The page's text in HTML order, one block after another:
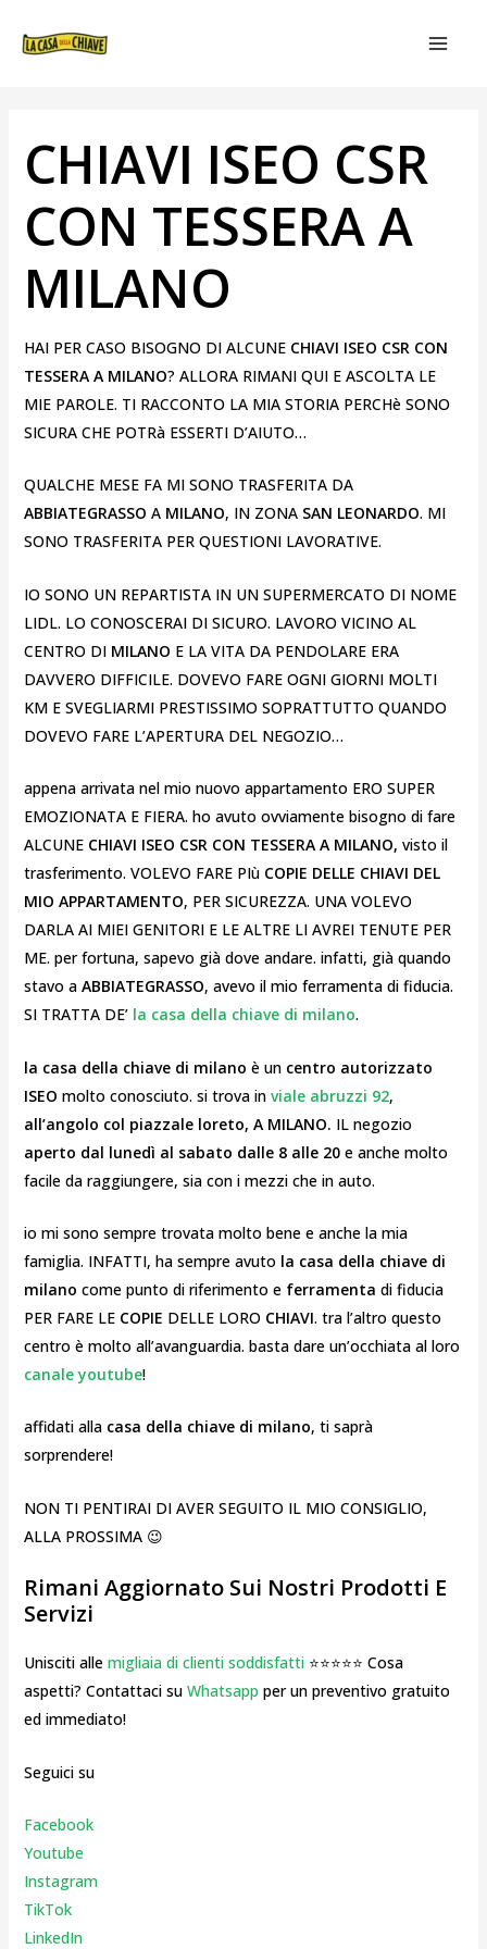
CHIAVI ISEO CSR
CON TESSERA A
MILANO
HAI PER CASO BISOGNO DI ALCUNE CHIAVI ISEO CSR CON
TESSERA A MILANO? ALLORA RIMANI QUI E ASCOLTA LE
MIE PAROLE. TI RACCONTO LA MIA STORIA PERCHè SONO
SICURA CHE POTRà ESSERTI D’AIUTO…
QUALCHE MESE FA MI SONO TRASFERITA DA
ABBIATEGRASSO A MILANO, IN ZONA SAN LEONARDO. MI
SONO TRASFERITA PER QUESTIONI LAVORATIVE.
IO SONO UN REPARTISTA IN UN SUPERMERCATO DI NOME
LIDL. LO CONOSCERAI DI SICURO. LAVORO VICINO AL
CENTRO DI MILANO E LA VITA DA PENDOLARE ERA
DAVVERO DIFFICILE. DOVEVO FARE OGNI GIORNI MOLTI
KM E SVEGLIARMI PRESTISSIMO SOPRATTUTTO QUANDO
DOVEVO FARE L’APERTURA DEL NEGOZIO…
appena arrivata nel mio nuovo appartamento ERO SUPER
EMOZIONATA E FIERA. ho avuto ovviamente bisogno di fare
ALCUNE CHIAVI ISEO CSR CON TESSERA A MILANO, visto il
trasferimento. VOLEVO FARE PIù COPIE DELLE CHIAVI DEL
MIO APPARTAMENTO, PER SICUREZZA. UNA VOLEVO
DARLA AI MIEI GENITORI E LE ALTRE LI AVREI TENUTE PER
ME. per fortuna, sapevo già dove andare. infatti, già quando
stavo a ABBIATEGRASSO, avevo il mio ferramenta di fiducia.
SI TRATTA DE’ la casa della chiave di milano.
la casa della chiave di milano è uncentro autorizzato
ISEO molto conosciuto. si trova in viale abruzzi 92,
all’angolo col piazzale loreto, A MILANO. IL negozio
aperto dal lunedì al sabato dalle 8 alle 20e anche molto
facile da raggiungere, sia con i mezzi che in auto.
io mi sono sempre trovata molto bene e anche la mia
famiglia. INFATTI, ha sempre avuto la casa della chiave di
milano come punto di riferimento e ferramenta di fiducia
PER FARE LE COPIE DELLE LORO CHIAVI. tra l’altro questo
centro è molto all’avanguardia. basta dare un’occhiata al loro
canale youtube!
affidati alla casa della chiave di milano, ti saprà
sorprendere!
NON TI PENTIRAI DI AVER SEGUITO IL MIO CONSIGLIO,
ALLA PROSSIMA 😉
Rimani Aggiornato Sui Nostri Prodotti E
Servizi
Unisciti alle migliaia di clienti soddisfatti⭐⭐⭐⭐⭐ Cosa
aspetti? Contattaci su Whatsapp per un preventivo gratuito
ed immediato!
Seguici su
Facebook
Youtube
Instagram
TikTok
LinkedIn
ARTICOLI